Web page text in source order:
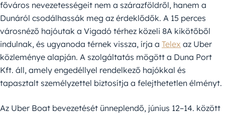
főváros nevezetességeit nem a szárazföldről, hanem a
Dunáról csodálhassák meg az érdeklődők. A 15 perces
városnéző hajóutak a Vigadó térhez közeli 8A kikötőből
indulnak, és ugyanoda térnek vissza, írja a Telex az Uber
közleménye alapján. A szolgáltatás mögött a Duna Port
Kft. áll, amely engedéllyel rendelkező hajókkal és
tapasztalt személyzettel biztosítja a felejthetetlen élményt.
Az Uber Boat bevezetését ünneplendő, június 12–14. között